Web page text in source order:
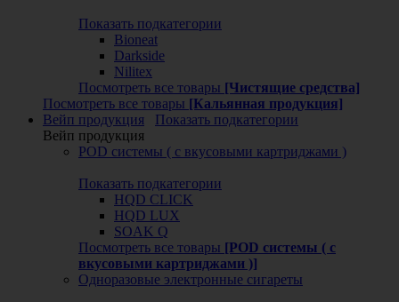
Показать подкатегории
Bioneat
Darkside
Nilitex
Посмотреть все товары [Чистящие средства]
Посмотреть все товары [Кальянная продукция]
Вейп продукция
Показать подкатегории
Вейп продукция
POD системы ( с вкусовыми картриджами )
Показать подкатегории
HQD CLICK
HQD LUX
SOAK Q
Посмотреть все товары [POD системы ( с
вкусовыми картриджами )]
Одноразовые электронные сигареты